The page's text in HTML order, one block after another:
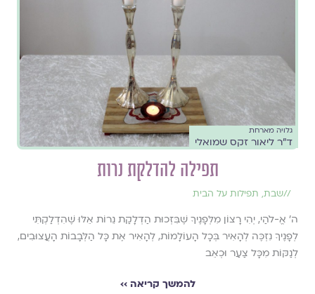
גלויה מארחת
ד"ר ליאור זקס שמואלי
תפילה להדלקת נרות
//שבת, תפילות על הבית
ה' אֱ-לֹהַי, יְהִי רָצוֹן מִלְּפָנֶיךָ שֶׁבִּזְכוּת הַדְלָקַת נֵרוֹת אֵלּוּ שֶׁהִדְלַקְתִּי
לְפָנֶיךָ נִזְכֶּה לְהָאִיר בְּכָל הָעוֹלָמוֹת, לְהָאִיר אֶת כָּל הַלְּבָבוֹת הָעֲצוּבִים,
לְנַקּוֹת מִכָּל צַעַר וּכְאֵב
להמשך קריאה ››